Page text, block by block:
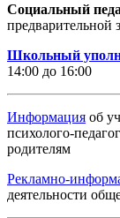
Социальный
предварительной
Школьный
14:00 до 16:00
Информация об
психолого-
родителям
Рекламно-
деятельности